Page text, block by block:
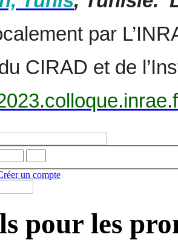
par
CIRAD et de
un compte
pour les